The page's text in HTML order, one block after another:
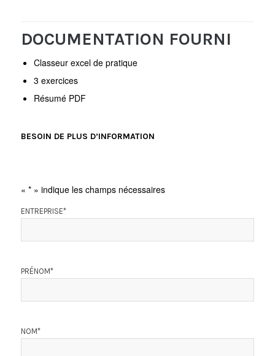
DOCUMENTATION FOURNI
Classeur excel de pratique
3 exercices
Résumé PDF
BESOIN DE PLUS D’INFORMATION
« *» indique les champs nécessaires
ENTREPRISE*
PRÉNOM*
NOM*